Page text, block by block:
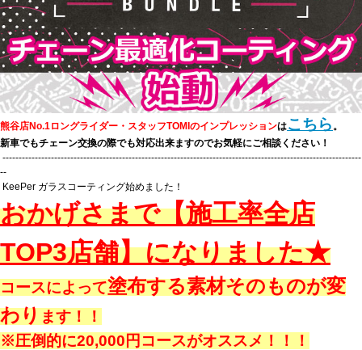
熊谷店No.1ロングライダー・スタッフTOMIのインプレッションはこちら 。
新車でもチェーン交換の際でも対応出来ますのでお気軽にご相談ください！
---------------------------------------------------------------------------------------------------------------
--
KeePer ガラスコーティング始めました！
おかげさまで【施工率全店
TOP3店舗】になりました★
コースによって塗布する素材そのものが変
わります！！
※圧倒的に20,000円コースがオススメ！！！